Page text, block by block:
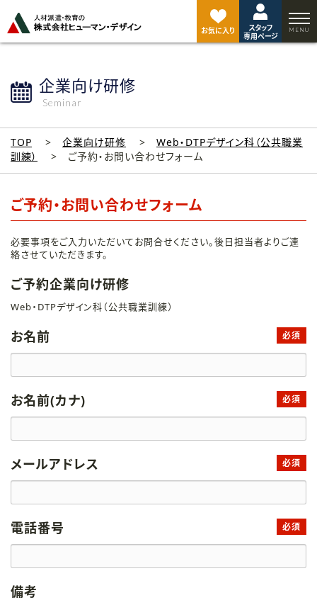
お気に入り
スタッフ
専用ページ
企業向け研修
Seminar
TOP 企業向け研修
Web・DTPデザイン科（公共職業
訓練）
ご予約・お問い合わせフォーム
ご予約・お問い合わせフォーム
必要事項をご入力いただいてお問合せください。後日担当者よりご連
絡させていただきます。
ご予約企業向け研修
Web・DTPデザイン科（公共職業訓練）
お名前 必須
お名前(カナ) 必須
メールアドレス 必須
電話番号 必須
備考
ジ
ト